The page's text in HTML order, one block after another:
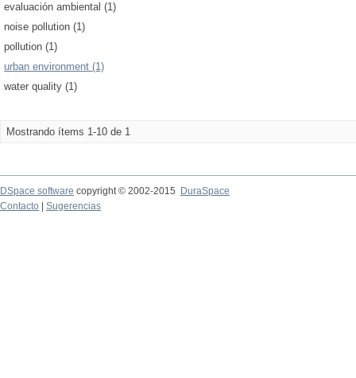
evaluación ambiental (1)
noise pollution (1)
pollution (1)
urban environment (1)
water quality (1)
Mostrando ítems 1-10 de 1
DSpace software copyright © 2002-2015
DuraSpace
Contacto
Sugerencias